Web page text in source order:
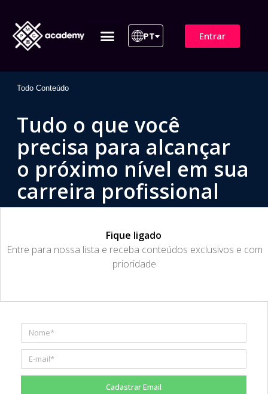
PT Entrar
Todo Conteúdo
Tudo o que você
precisa para alcançar
o próximo nível em sua
carreira profissional
Fique ligado
​Entre para nossa lista e receba conteúdos exclusivos e com
prioridade
Cadastrar Email